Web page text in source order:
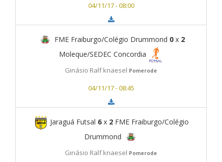
04/11/17 - 08:00
FME Fraiburgo/Colégio Drummond 0x 2
Moleque/SEDEC Concordia
Ginásio Ralf knaesel Pomerode
04/11/17 - 08:45
Jaraguá Futsal 6 x 2 FME Fraiburgo/Colégio
Drummond
Ginásio Ralf knaesel Pomerode